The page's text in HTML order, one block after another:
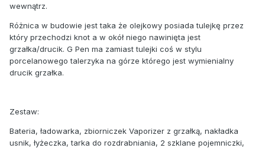
wewnątrz.
Różnica w budowie jest taka że olejkowy posiada tulejkę przez
który przechodzi knot a w okół niego nawinięta jest
grzałka/drucik. G Pen ma zamiast tulejki coś w stylu
porcelanowego talerzyka na górze którego jest wymienialny
drucik grzałka.
Zestaw:
Bateria, ładowarka, zbiorniczek Vaporizer z grzałką, nakładka
usnik, łyżeczka, tarka do rozdrabniania, 2 szklane pojemniczki,